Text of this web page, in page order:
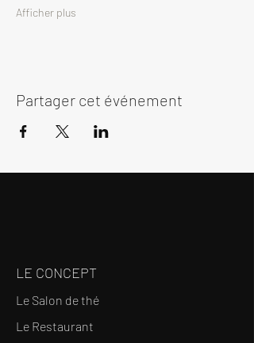
Afficher plus
Partager cet événement
LE CONCEPT
Le Salon de thé
Le Restaurant